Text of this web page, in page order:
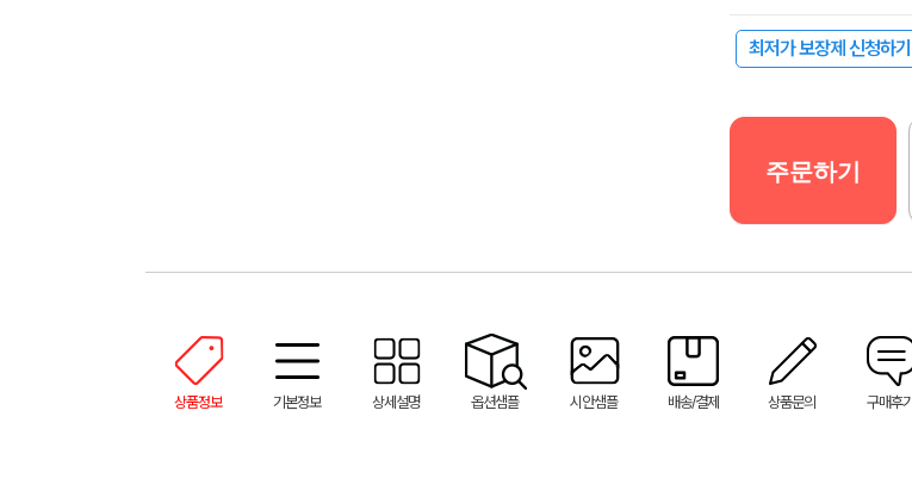
최저가 보장제 신청하기
주문하기
상품정보 기본정보 상세설명 옵션샘플 시안샘플 배송/결제 상품문의 구매후기